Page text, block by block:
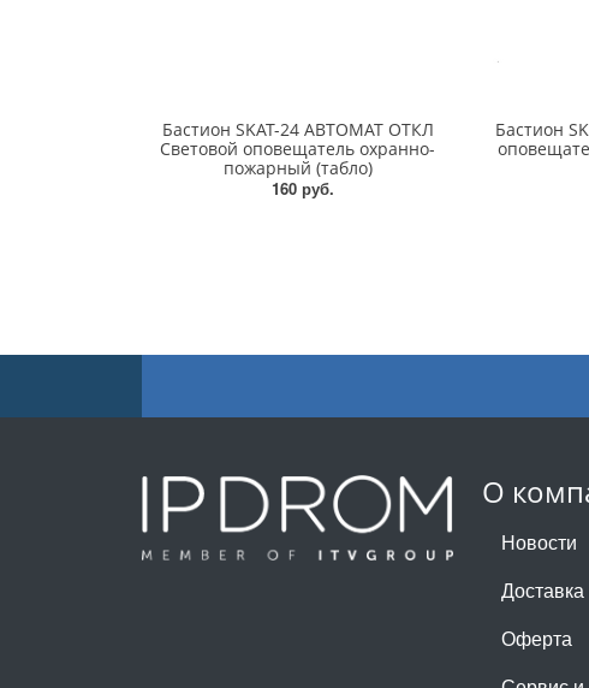
Бастион SKAT-24 АВТОМАТ ОТКЛ
Световой оповещатель охранно-
пожарный (табло)
160 руб.
Бастион
О
Новости
Оферта